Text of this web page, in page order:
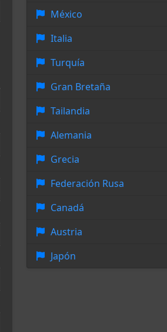
México
Italia
Turquía
Gran Bretaña
Tailandia
Alemania
Grecia
Federación Rusa
Canadá
Austria
Japón